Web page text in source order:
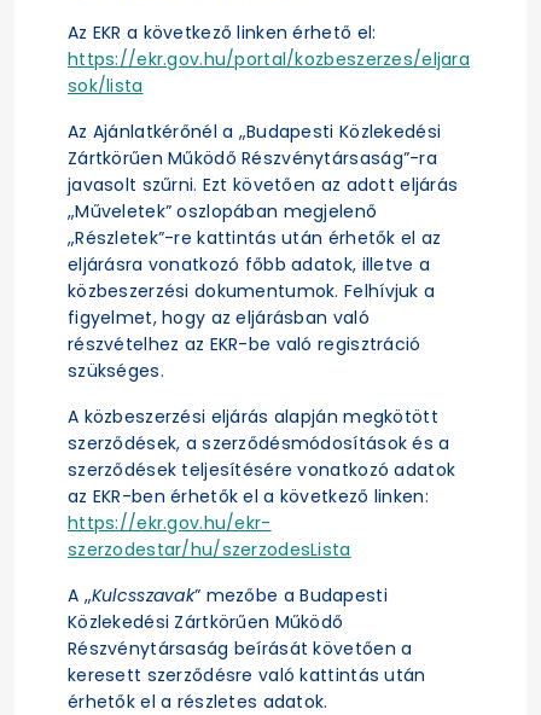
Az EKR a következő linken érhető el:
https://ekr.gov.hu/portal/kozbeszerzes/eljara
sok/lista
Az Ajánlatkérőnél a „Budapesti Közlekedési
Zártkörűen Működő Részvénytársaság”-ra
javasolt szűrni. Ezt követően az adott eljárás
„Műveletek” oszlopában megjelenő
„Részletek”-re kattintás után érhetők el az
eljárásra vonatkozó főbb adatok, illetve a
közbeszerzési dokumentumok. Felhívjuk a
figyelmet, hogy az eljárásban való
részvételhez az EKR-be való regisztráció
szükséges.
A közbeszerzési eljárás alapján megkötött
szerződések, a szerződésmódosítások és a
szerződések teljesítésére vonatkozó adatok
az EKR-ben érhetők el a következő linken:
https://ekr.gov.hu/ekr-
szerzodestar/hu/szerzodesLista
A „Kulcsszavak” mezőbe a Budapesti
Közlekedési Zártkörűen Működő
Részvénytársaság beírását követően a
keresett szerződésre való kattintás után
érhetők el a részletes adatok.